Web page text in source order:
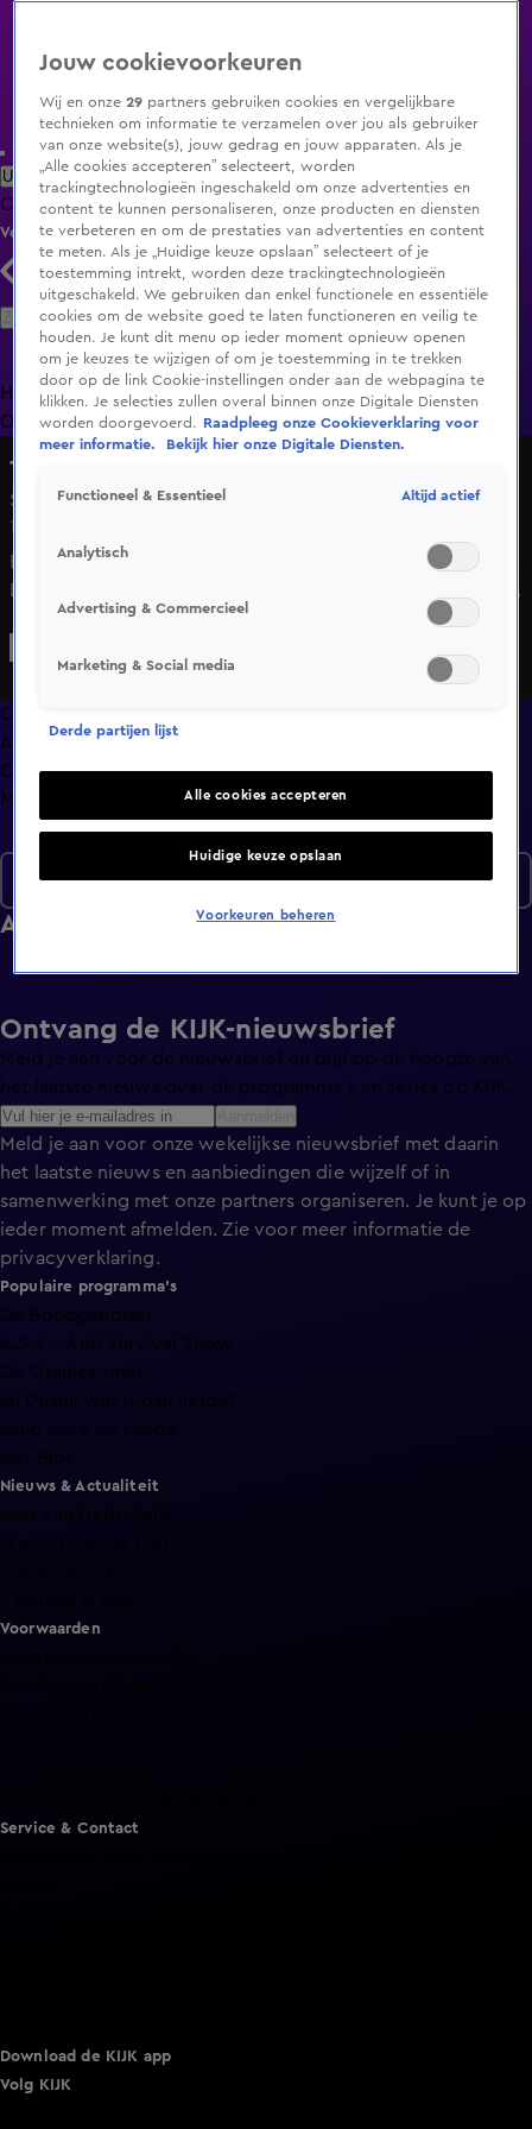
Uitzending Gemist Populaire programma's Zenders Genres
ClipsFilmsRadioSmart TV inlogShop
Volg KIJK
Zoeken
HomeUitzending Gemist Programma's De Bondgenoten
OranjezomerLivestreamsShop
The GLORY Story
Seizoen 1, aflevering 2
10 juni 2025, 20:00
Bekijk aflevering 2 van The GLORY Story uit seizoen 1 hier.
Deze aflevering is uitgezonden op 10 juni, 20:00 uur bij .
The GLORY Story is een Sport programma
Overzicht
Afleveringen
Clips
Meer zoals dit
Afleveringen
Seizoen 1
Ontvang de KIJK-nieuwsbrief
Meld je aan voor de nieuwsbrief en blijf op de hoogte van
het laatste nieuws over de programma’s en series op KIJK.
Meld je aan voor onze wekelijkse nieuwsbrief met daarin
het laatste nieuws en aanbiedingen die wijzelf of in
samenwerking met onze partners organiseren. Je kunt je op
ieder moment afmelden. Zie voor meer informatie de
privacyverklaring.
Populaire programma's
De Bondgenoten
A.S.S. - Anti Survival Show
De Oranjezomer
Mi Dushi: wat is dan liefde?
Lang Leve de Liefde
Nieuws & Actualiteit
Voorwaarden
Service & Contact
Download de KIJK app
Volg KIJK
Jouw cookievoorkeuren
Wij en onze29 partners gebruiken cookies en vergelijkbare
technieken om informatie te verzamelen over jou als gebruiker
van onze website(s), jouw gedrag en jouw apparaten. Als je
„Alle cookies accepteren” selecteert, worden
trackingtechnologieën ingeschakeld om onze advertenties en
content te kunnen personaliseren, onze producten en diensten
te verbeteren en om de prestaties van advertenties en content
te meten. Als je „Huidige keuze opslaan” selecteert of je
toestemming intrekt, worden deze trackingtechnologieën
uitgeschakeld. We gebruiken dan enkel functionele en essentiële
cookies om de website goed te laten functioneren en veilig te
houden. Je kunt dit menu op ieder moment opnieuw openen
om je keuzes te wijzigen of om je toestemming in te trekken
door op de link Cookie-instellingen onder aan de webpagina te
klikken. Je selecties zullen overal binnen onze Digitale Diensten
worden doorgevoerd.
Raadpleeg onze Cookieverklaring voor
meer informatie.
Bekijk hier onze Digitale Diensten.
Functioneel & Essentieel Altijd actief
Analytisch
Advertising & Commercieel
Marketing & Social media
Derde partijen lijst
Alle cookies accepteren
Huidige keuze opslaan
Voorkeuren beheren